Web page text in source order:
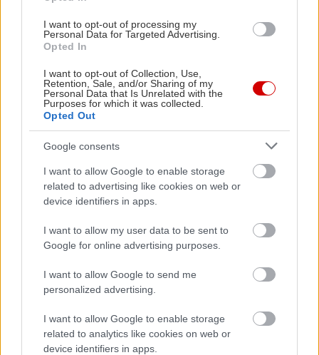
I want to opt-out of processing my
Personal Data for Targeted Advertising.
Opted In
I want to opt-out of Collection, Use,
Retention, Sale, and/or Sharing of my
Personal Data that Is Unrelated with the
Purposes for which it was collected.
Opted Out
Google consents
I want to allow Google to enable storage
related to advertising like cookies on web or
device identifiers in apps.
I want to allow my user data to be sent to
Google for online advertising purposes.
I want to allow Google to send me
personalized advertising.
I want to allow Google to enable storage
related to analytics like cookies on web or
device identifiers in apps.
Ημερομηνία προσβάσιμης παράστασης: Δευτέρα
14 Ιουλίου 2025 στις 21.30, ΠΕΙΡΑΙΩΣ 260, Χώρος
Οι παραστάσεις «Πολεμικοί Ανταποκριτές» και
«Μπουμπουλίνας 18» παρουσιάζονται σε
συνθήκες καθολικής προσβασιμότητας, σε
συνεργασία με τον πολιτιστικό οργανισμό liminal.
Συγκεκριμένα, συμπεριλαμβάνονται διερμηνεία
στην ελληνική νοηματική γλώσσα και
υπερτιτλισμός για κωφά και βαρήκοα άτομα,
καθώς και απτική ξενάγηση στον σκηνικό χώρο
και ακουστική περιγραφή για άτομα με οπτική